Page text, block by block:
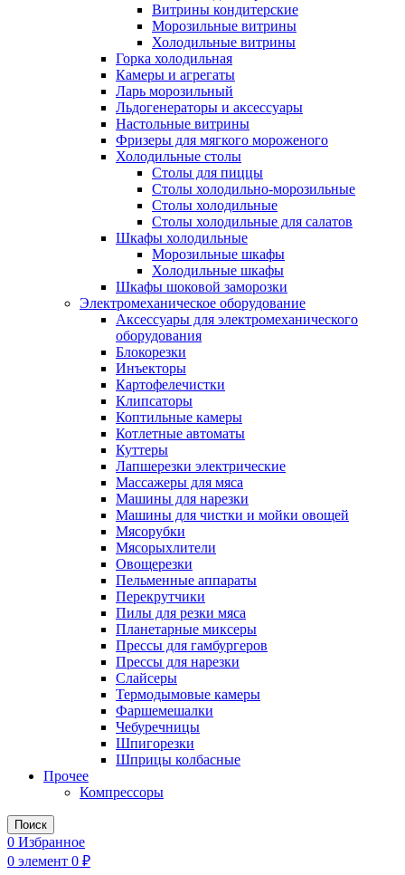
Витрины кондитерские
Морозильные витрины
Холодильные витрины
Горка холодильная
Камеры и агрегаты
Ларь морозильный
Льдогенераторы и аксессуары
Настольные витрины
Фризеры для мягкого мороженого
Холодильные столы
Столы для пиццы
Столы холодильно-морозильные
Столы холодильные
Столы холодильные для салатов
Шкафы холодильные
Mорозильные шкафы
Холодильные шкафы
Шкафы шоковой заморозки
Электромеханическое оборудование
Аксессуары для электромеханического
оборудования
Блокорезки
Инъекторы
Картофелечистки
Клипсаторы
Коптильные камеры
Котлетные автоматы
Куттеры
Лапшерезки электрические
Массажеры для мяса
Машины для нарезки
Машины для чистки и мойки овощей
Мясорубки
Мясорыхлители
Овощерезки
Пельменные аппараты
Перекрутчики
Пилы для резки мяса
Планетарные миксеры
Прессы для гамбургеров
Прессы для нарезки
Слайсеры
Термодымовые камеры
Фаршемешалки
Чебуречницы
Шпигорезки
Шприцы колбасные
Прочее
Компрессоры
Поиск
0 Избранное
0 элемент 0 ₽